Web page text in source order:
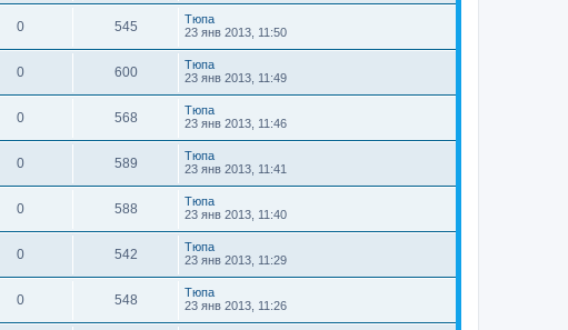
0 545
Тюпа
23 янв 2013, 11:50
0 600
Тюпа
23 янв 2013, 11:49
0 568
Тюпа
23 янв 2013, 11:46
0 589
Тюпа
23 янв 2013, 11:41
0 588
Тюпа
23 янв 2013, 11:40
0 542
Тюпа
23 янв 2013, 11:29
0 548
Тюпа
23 янв 2013, 11:26